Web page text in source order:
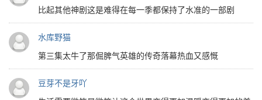
比起其他神剧这是难得在每一季都保持了水准的一部剧
水库野猫
第三集太牛了那倔脾气英雄的传奇落幕热血又感慨
豆芽不是牙吖